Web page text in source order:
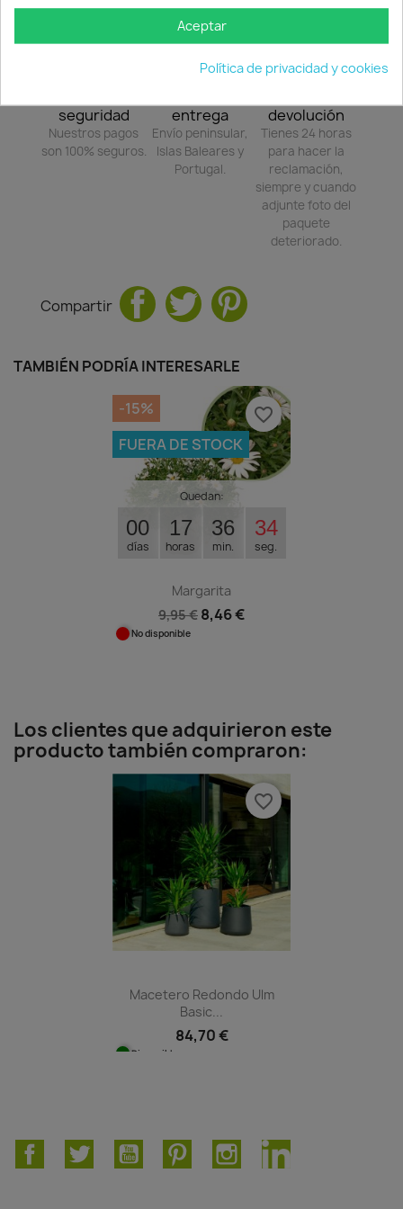
seguridad
Nuestros pagos
son 100% seguros.
entrega
Envío peninsular,
Islas Baleares y
Portugal.
devolución
Tienes 24 horas
para hacer la
reclamación,
siempre y cuando
adjunte foto del
paquete
deteriorado.
Compartir
TAMBIÉN PODRÍA INTERESARLE
Quedan:
00
días
17
horas
36
min.
33
seg.
Margarita
9,95 € 8,46 €
No disponible
-15%
FUERA DE STOCK
favorite_border
Los clientes que adquirieron este
producto también compraron:
Macetero Redondo Ulm
Basic...
84,70 €
Disponible
favorite_border
FacebookTwitter YouTube PinterestInstagramLinkedIn
Aceptar
Política de privacidad y cookies